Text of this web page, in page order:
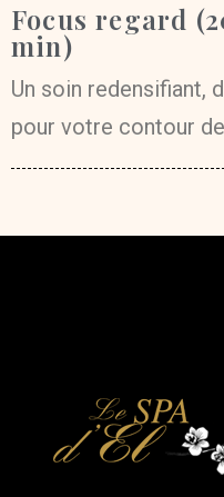
Focus regard
min)
Un soin redensifiant,
pour votre contour